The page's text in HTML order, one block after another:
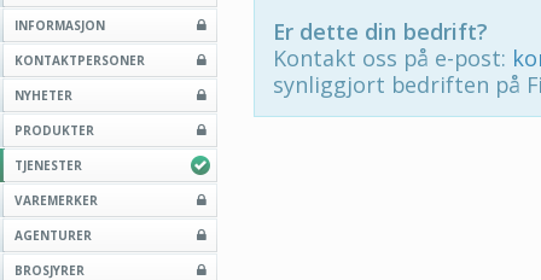
INFORMASJON
KONTAKTPERSONER
NYHETER
PRODUKTER
TJENESTER
VAREMERKER
AGENTURER
BROSJYRER
Er dette din bedrift?
Kontakt oss på e-post:
synliggjort bedriften på